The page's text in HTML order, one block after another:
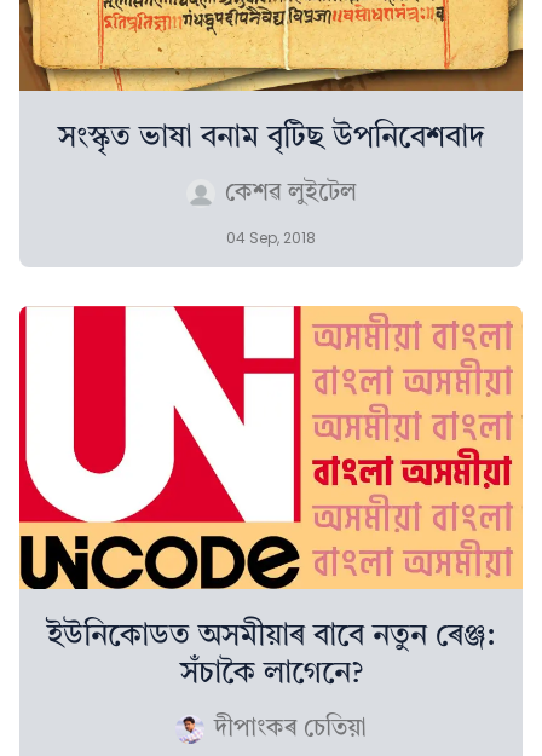
সংস্কৃত ভাষা বনাম বৃটিছ উপনিবেশবাদ
কেশৱ লুইটেল
04 Sep, 2018
ইউনিকোডত অসমীয়াৰ বাবে নতুন ৰেঞ্জ:
সঁচাকৈ লাগেনে?
দীপাংকৰ চেতিয়া